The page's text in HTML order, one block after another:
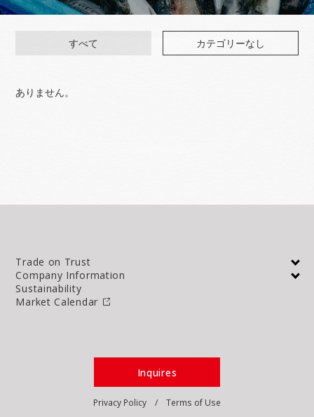
すべて カテゴリーなし
ありません。
Trade on Trust
Company Information
Sustainability
Market Calendar
Inquires
Privacy Policy Terms of Use